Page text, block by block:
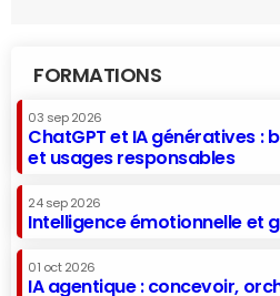
FORMATIONS
03 sep 2026
ChatGPT et IA génératives :
et usages responsables
24 sep 2026
Intelligence émotionnelle et
01 oct 2026
IA agentique : concevoir,